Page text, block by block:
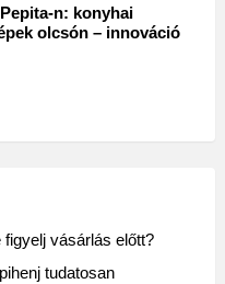
n: konyhai
olcsón – innováció
vásárlás előtt?
tudatosan